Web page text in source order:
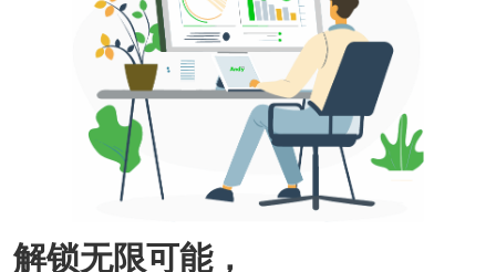
解锁无限可能，